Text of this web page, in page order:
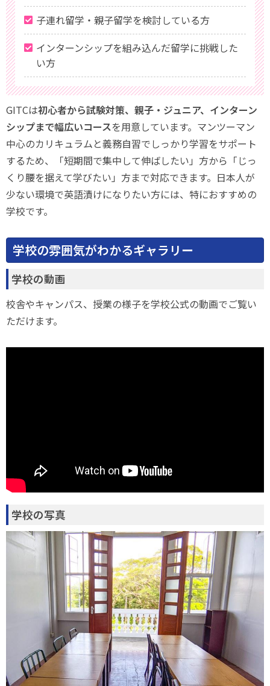
子連れ留学・親子留学を検討している方
インターンシップを組み込んだ留学に挑戦した
い方
GITCは初心者から試験対策、親子・ジュニア、インターン
シップまで幅広いコースを用意しています。マンツーマン
中心のカリキュラムと義務自習でしっかり学習をサポート
するため、「短期間で集中して伸ばしたい」方から「じっ
くり腰を据えて学びたい」方まで対応できます。日本人が
少ない環境で英語漬けになりたい方には、特におすすめの
学校です。
学校の雰囲気がわかるギャラリー
学校の動画
校舎やキャンパス、授業の様子を学校公式の動画でご覧い
ただけます。
学校の写真